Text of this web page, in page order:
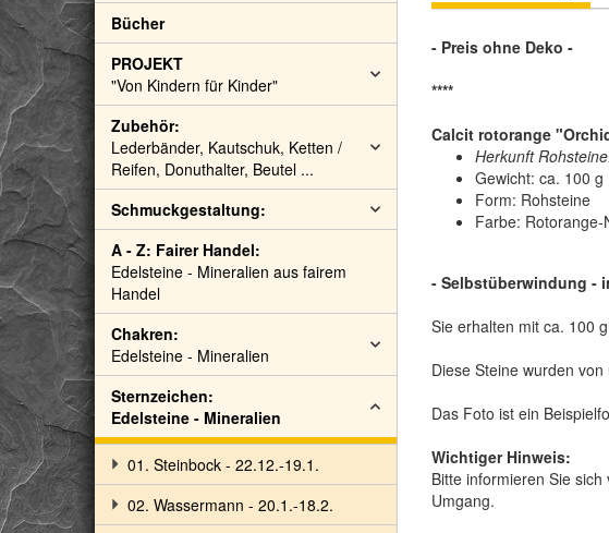
- Preis ohne Deko -
****
Calcit rotorange
Herkunft
Gewicht: ca. 100 g
Form: Rohsteine
Farbe: Rotorange-
- Selbstüberwindung -
Sie erhalten mit ca. 100
Diese Steine wurden
Das Foto ist ein
Wichtiger Hinweis:
Bitte informieren Sie
Umgang.
Bücher
PROJEKT
"Von Kindern für Kinder"
Zubehör:
Lederbänder, Kautschuk, Ketten /
Reifen, Donuthalter, Beutel ...
Schmuckgestaltung:
A - Z: Fairer Handel:
Edelsteine - Mineralien aus fairem
Handel
Chakren:
Edelsteine - Mineralien
Sternzeichen:
Edelsteine - Mineralien
01. Steinbock - 22.12.-19.1.
02. Wassermann - 20.1.-18.2.